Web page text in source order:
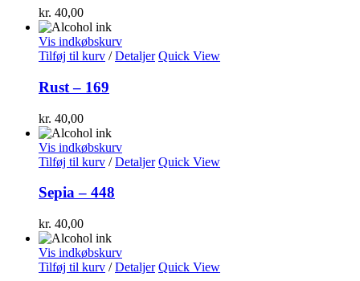
kr. 40,00
Vis indkøbskurv
Tilføj til kurv / Detaljer Quick View
Rust – 169
kr. 40,00
Vis indkøbskurv
Tilføj til kurv / Detaljer Quick View
Sepia – 448
kr. 40,00
Vis indkøbskurv
Tilføj til kurv / Detaljer Quick View